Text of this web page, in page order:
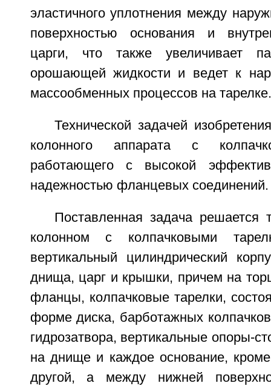
эластичного уплотнения между
поверхностью основания и
царги, что также увеличивает
орошающей жидкости и ведет к
массообменных процессов на тарелке.
Технической задачей
колонного аппарата с
работающего с высокой
надежностью фланцевых соединений.
Поставленная задача решается
колонном с колпачковыми
вертикальный цилиндрический
днища, царг и крышки, причем на
фланцы, колпачковые тарелки,
форме диска, барботажных
гидрозатвора, вертикальные опоры-
на днище и каждое основание,
другой, а между нижней